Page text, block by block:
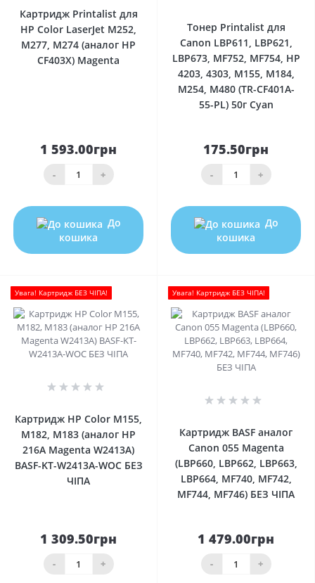
Картридж Printalist для
HP Color LaserJet M252,
M277, M274 (аналог HP
CF403X) Magenta
1 593.00грн
- +
До
кошика
Тонер Printalist для
Canon LBP611, LBP621,
LBP673, MF752, MF754, HP
4203, 4303, M155, M184,
M254, M480 (TR-CF401A-
55-PL) 50г Cyan
175.50грн
- +
До
кошика
Увага! Картридж БЕЗ ЧІПА!
Картридж HP Color M155,
M182, M183 (аналог HP
216A Magenta W2413A)
BASF-KT-W2413A-WOC БЕЗ
ЧІПА
1 309.50грн
- +
Увага! Картридж БЕЗ ЧІПА!
Картридж BASF аналог
Canon 055 Magenta
(LBP660, LBP662, LBP663,
LBP664, MF740, MF742,
MF744, MF746) БЕЗ ЧІПА
1 479.00грн
- +